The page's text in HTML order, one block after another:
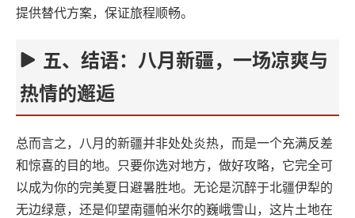
提供替代方案，保证旅程顺畅。
五、结语：八月新疆，一场凉爽与
热情的邂逅‌
总而言之，八月的新疆并非处处炎热，而是一个充满反差
和惊喜的目的地。只要你选对地方，做好攻略，它完全可
以成为你的完美夏日避暑胜地。无论是沉醉于北疆伊犁的
无边绿意，还是仰望南疆帕米尔的巍峨雪山，这片土地在